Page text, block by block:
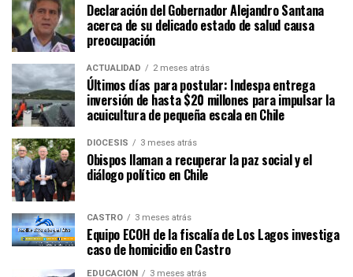
Declaración del Gobernador Alejandro Santana
acerca de su delicado estado de salud causa
preocupación
ACTUALIDAD 2 meses atrás
Últimos días para postular: Indespa entrega
inversión de hasta $20 millones para impulsar la
acuicultura de pequeña escala en Chile
DIÓCESIS 3 meses atrás
Obispos llaman a recuperar la paz social y el
diálogo político en Chile
CASTRO 3 meses atrás
Equipo ECOH de la fiscalía de Los Lagos investiga
caso de homicidio en Castro
EDUCACIÓN 3 meses atrás